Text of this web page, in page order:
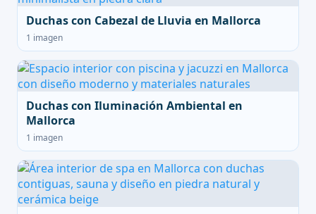
Duchas con Cabezal de Lluvia en Mallorca
1 imagen
Duchas con Iluminación Ambiental en
Mallorca
1 imagen